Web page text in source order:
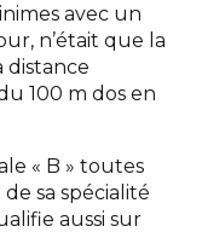
avec un
n’était que la
distance
100 m dos en
« B » toutes
sa spécialité
aussi sur